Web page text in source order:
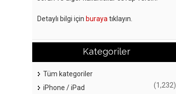
Detaylı bilgi için buraya tıklayın.
Kategoriler
Tüm kategoriler
iPhone / iPad
(1,232)